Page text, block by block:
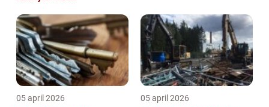
05 april 2026 05 april 2026